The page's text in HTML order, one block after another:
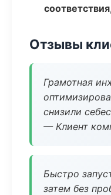
Отзывы
Грамотная
снизили
— Клиент
Быстро
затем без